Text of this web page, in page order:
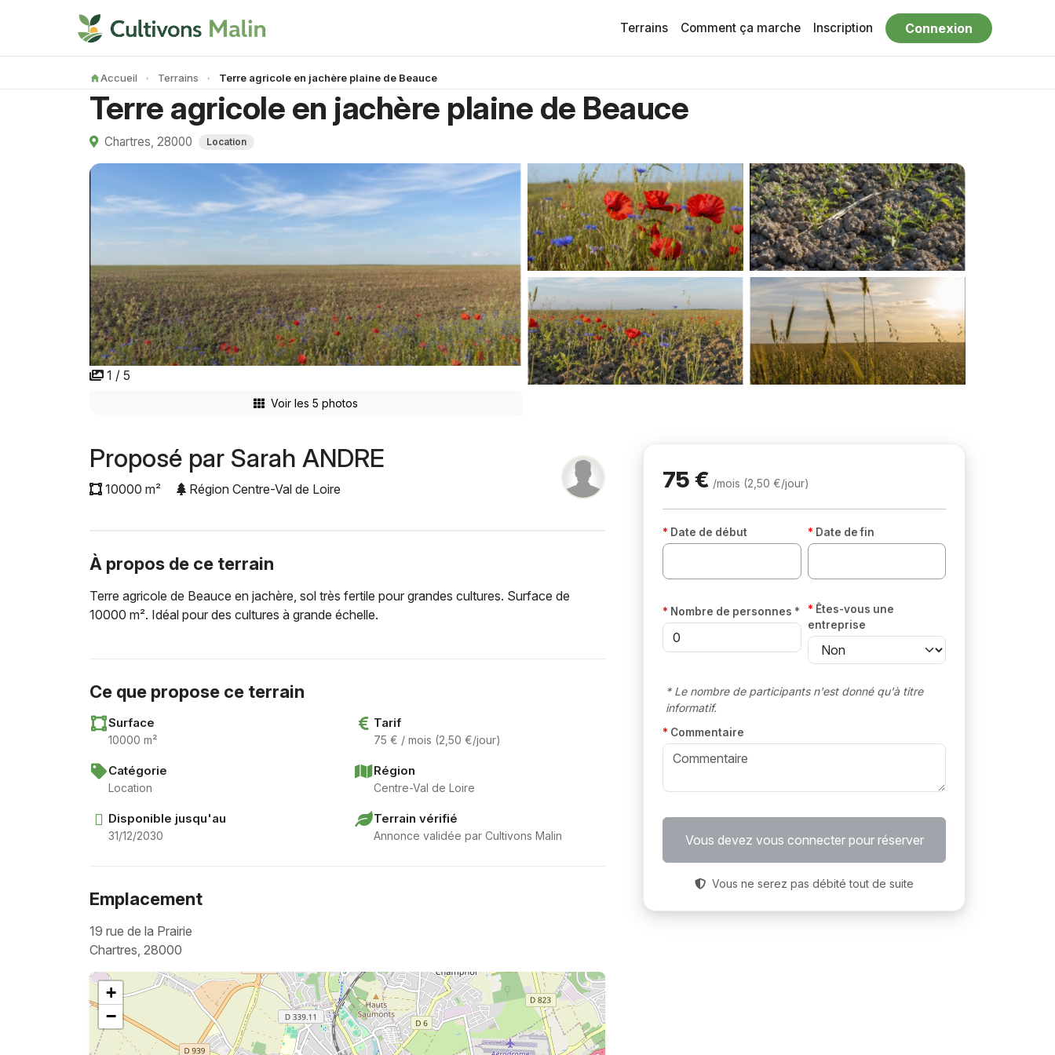
Terrains Comment ça marche Inscription Connexion
Accueil Terrains Terre agricole en jachère plaine de Beauce
Terre agricole en jachère plaine de Beauce
Chartres, 28000 Location
1 / 5
Voir les 5 photos
Proposé par Sarah ANDRE
10000 m² Région Centre-Val de Loire
À propos de ce terrain
Terre agricole de Beauce en jachère, sol très fertile pour grandes cultures. Surface de
10000 m². Idéal pour des cultures à grande échelle.
Ce que propose ce terrain
Surface
10000 m²
Tarif
75 € / mois (2,50 €/jour)
Catégorie
Location
Région
Centre-Val de Loire
Disponible jusqu'au
31/12/2030
Terrain vérifié
Annonce validée par Cultivons Malin
Emplacement
19 rue de la Prairie
Chartres, 28000
+
−
75 € /mois (2,50 €/jour)
Date de début Date de fin
Nombre de personnes *
Êtes-vous une
entreprise
* Le nombre de participants n'est donné qu'à titre
informatif.
Commentaire
Vous devez vous connecter pour réserver
Vous ne serez pas débité tout de suite